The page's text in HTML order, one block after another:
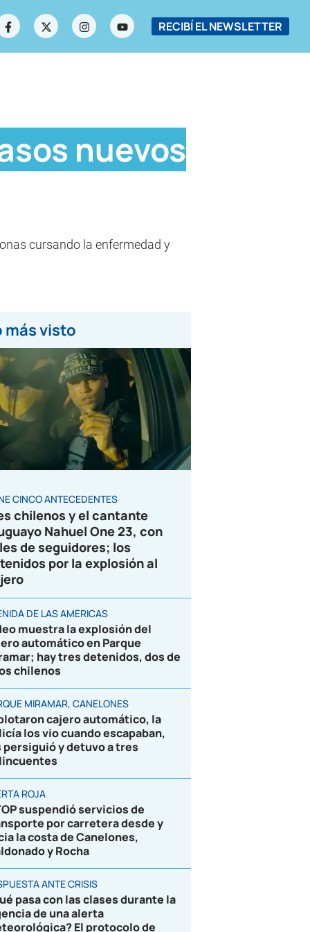
RECIBÍ EL NEWSLETTER
nuevos
cursando la enfermedad y
más visto
CINCO ANTECEDENTES
chilenos y el cantante
Nahuel One 23, con
de seguidores; los
por la explosión al
DE LAS AMÉRICAS
muestra la explosión del
automático en Parque
hay tres detenidos, dos de
chilenos
MIRAMAR, CANELONES
cajero automático, la
los vio cuando escapaban,
persiguió y detuvo a tres
ROJA
suspendió servicios de
por carretera desde y
la costa de Canelones,
y Rocha
ANTE CRISIS
pasa con las clases durante la
de una alerta
El protocolo de